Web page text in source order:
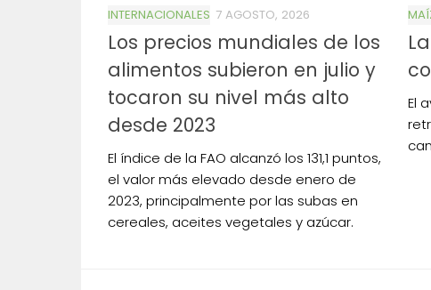
INTERNACIONALES 7 AGOSTO, 2026
Los precios mundiales de los
alimentos subieron en julio y
tocaron su nivel más alto
desde 2023
El índice de la FAO alcanzó los 131,1 puntos,
el valor más elevado desde enero de
2023, principalmente por las subas en
cereales, aceites vegetales y azúcar.
El